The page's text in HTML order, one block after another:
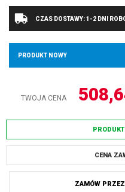
CZAS DOSTAWY: 1-2 DNI
PRODUKT NOWY
TWOJA CENA
CENA
ZAMÓW PRZEZ